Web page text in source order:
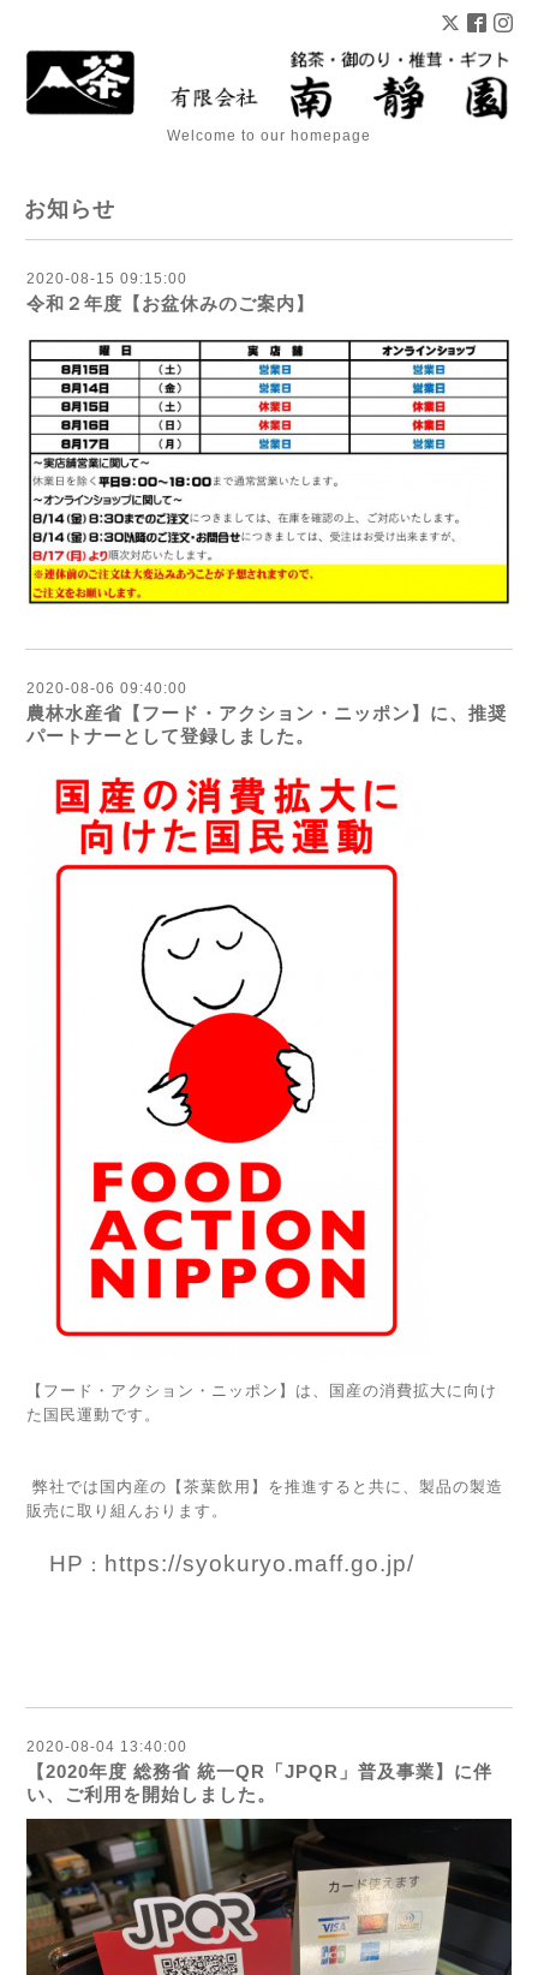
Welcome to our homepage
お知らせ
2020-08-15 09:15:00
令和２年度【お盆休みのご案内】
2020-08-06 09:40:00
農林水産省【フード・アクション・ニッポン】に、推奨
パートナーとして登録しました。
【フード・アクション・ニッポン】は、国産の消費拡大に向け
た国民運動です。
弊社では国内産の【茶葉飲用】を推進すると共に、製品の製造
販売に取り組んおります。
HP ： https://syokuryo.maff.go.jp/
2020-08-04 13:40:00
【2020年度 総務省 統一QR「JPQR」普及事業】に伴
い、ご利用を開始しました。